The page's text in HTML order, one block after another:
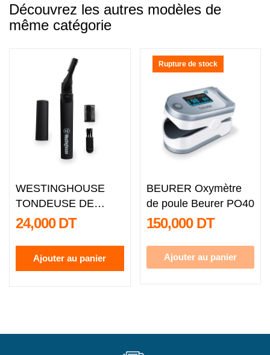
Découvrez les autres modèles de
même catégorie
WESTINGHOUSE
TONDEUSE DE
PRECISION WH1137
/ NOIR
24,000 DT
Ajouter au panier
Rupture de stock
BEURER Oxymètre
de poule Beurer PO40
150,000 DT
Ajouter au panier